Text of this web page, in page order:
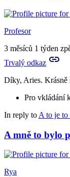
Profesor
3 měsíců 1 týden
Trvalý odkaz
Díky, Aries. Krásně
Pro vkládání
In reply to A to je
A mně to bylo
Rya